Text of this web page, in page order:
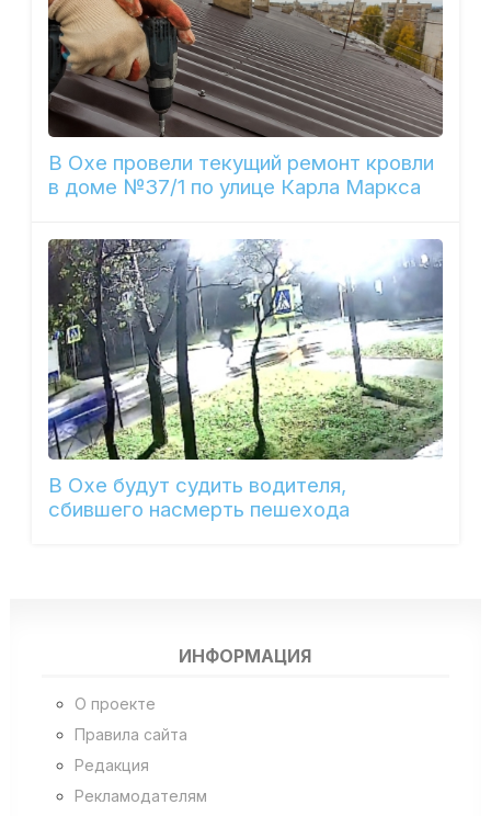
В Охе провели текущий ремонт кровли
в доме №37/1 по улице Карла Маркса
В Охе будут судить водителя,
сбившего насмерть пешехода
ИНФОРМАЦИЯ
О проекте
Правила сайта
Редакция
Рекламодателям